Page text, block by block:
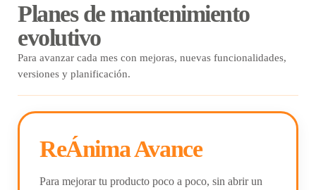
Planes de mantenimiento
evolutivo
Para avanzar cada mes con mejoras, nuevas funcionalidades,
versiones y planificación.
ReÁnima Avance
Para mejorar tu producto poco a poco, sin abrir un